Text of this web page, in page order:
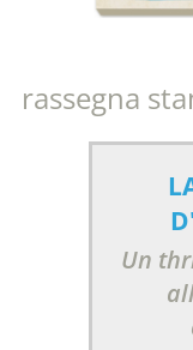
rassegna
Un